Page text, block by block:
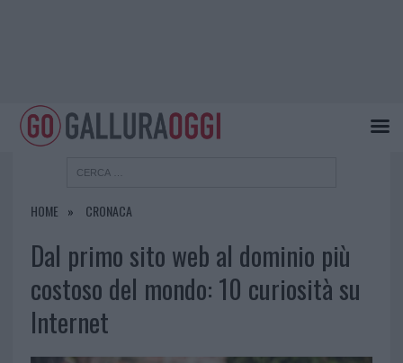
HOME CRONACA
Dal primo sito web al dominio più
costoso del mondo: 10 curiosità su
Internet